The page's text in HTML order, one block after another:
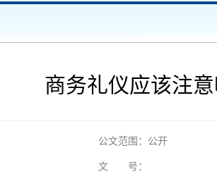
商务礼仪应该注意
公文范围：公开
文 号：